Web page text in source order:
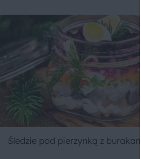
Śledzie pod pierzynką z burakami